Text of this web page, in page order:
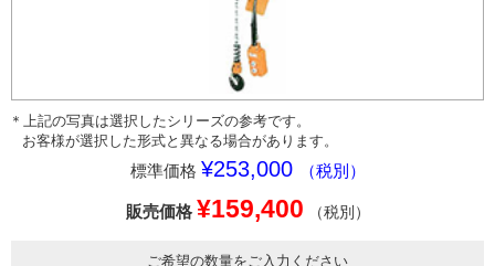
＊上記の写真は選択したシリーズの参考です。
お客様が選択した形式と異なる場合があります。
標準価格 ¥253,000 （税別）
販売価格 ¥159,400 （税別）
ご希望の数量をご入力ください